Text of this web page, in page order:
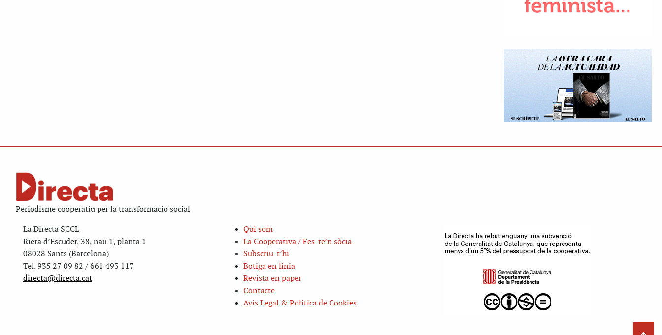
Periodisme cooperatiu per la transformació social
La Directa SCCL
Riera d’Escuder, 38, nau 1, planta 1
08028 Sants (Barcelona)
Tel. 935 27 09 82 / 661 493 117
directa@directa.cat
Qui som
La Cooperativa / Fes-te’n sòcia
Subscriu-t’hi
Botiga en línia
Revista en paper
Contacte
Avis Legal & Política de Cookies